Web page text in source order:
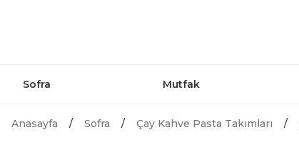
Sofra Mutfak
Anasayfa Sofra Çay Kahve Pasta Takımları